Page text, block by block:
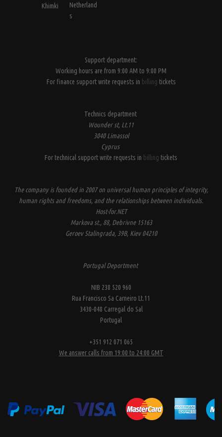
Khimki
Netherland
s
Support department:
Working hours are from 9:00 AM to 9:00 PM
For finance support write requests in billing tickets
Technics department
Wounder st, Lt.11
3040 Limassol
Cyprus
For technical support write requests in billing tickets
The company is founded in 2007 on universal human principles of integrity,
human rights and freedoms, and the relationships between individuals.
Host-for.NET
Markova st., 88, Debrivne 15163
Geroev Stalingrada, 39B, Kiev 04210
Portugal Deportment
NIB 238 520 960
Rua Francisco Sa Carneiro Lt.11
3430-048 Carregal do Sal
Portugal
+351 912 071 065
We answer calls from 19:00 to 24:00 GMT